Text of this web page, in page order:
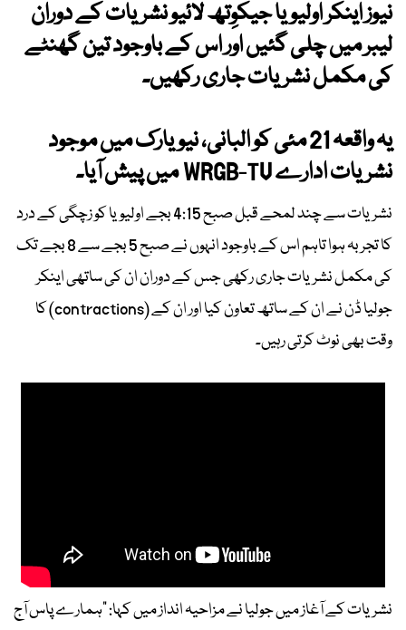
نیوز اینکر اولیویا جیکوِتھ لائیو نشریات کے دوران
لیبر میں چلی گئیں اور اس کے باوجود تین گھنٹے
کی مکمل نشریات جاری رکھیں۔
یہ واقعہ 21 مئی کو البانی، نیویارک میں موجود
نشریات ادارے WRGB-TV میں پیش آیا۔
نشریات سے چند لمحے قبل صبح 4:15 بجے اولیویا کو زچگی کے درد
کا تجربہ ہوا تاہم اس کے باوجود انہوں نے صبح 5 بجے سے 8 بجے تک
کی مکمل نشریات جاری رکھی جس کے دوران ان کی ساتھی اینکر
جولیا ڈن نے ان کے ساتھ تعاون کیا اور ان کے (contractions) کا
وقت بھی نوٹ کرتی رہیں۔
نشریات کے آغاز میں جولیا نے مزاحیہ انداز میں کہا: "ہمارے پاس آج